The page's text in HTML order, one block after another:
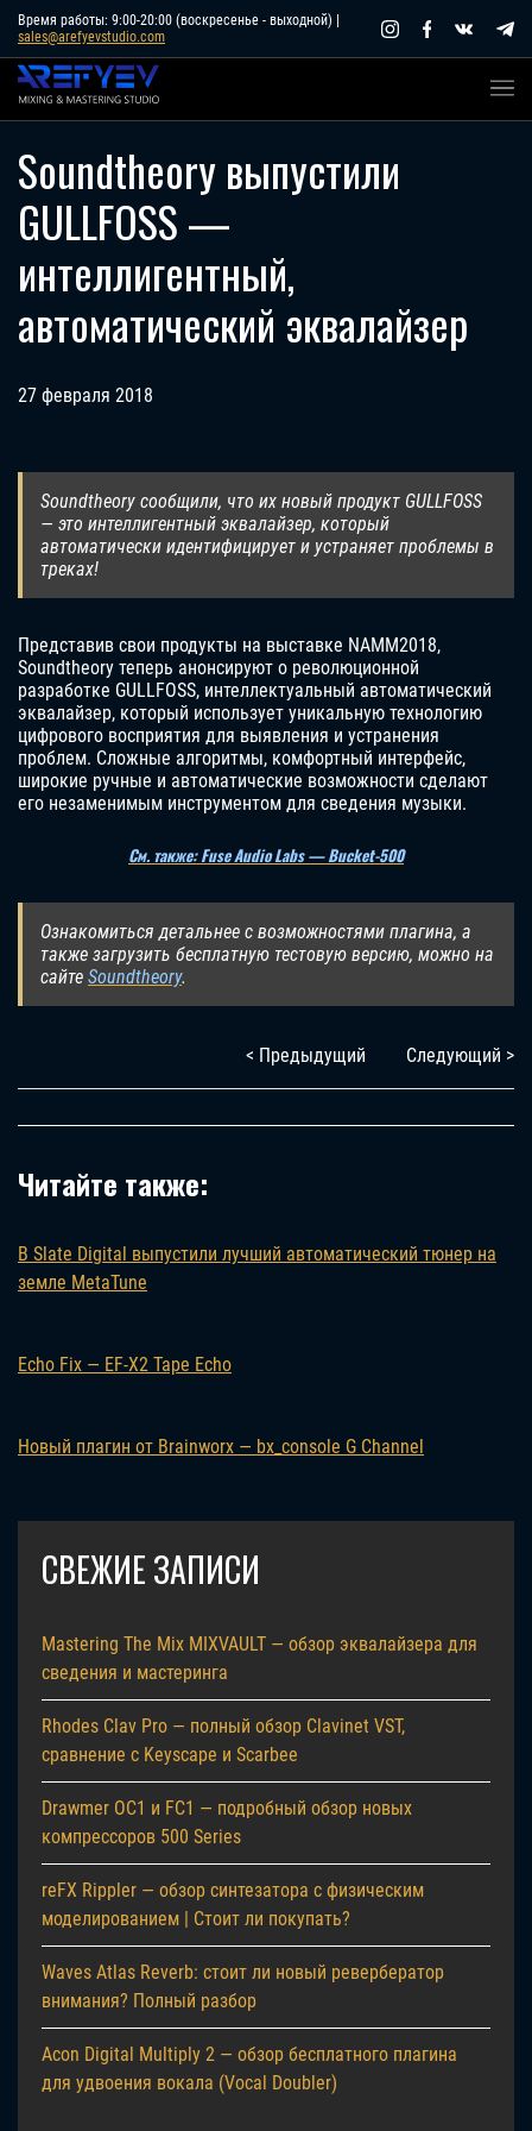
Skip
content
Время работы: 9:00-20:00 (воскресенье - выходной) |
sales@arefyevstudio.com
Soundtheory выпустили
GULLFOSS —
интеллигентный,
автоматический эквалайзер
27 февраля 2018
Soundtheory сообщили, что их новый продукт GULLFOSS
— это интеллигентный эквалайзер, который
автоматически идентифицирует и устраняет проблемы в
треках!
Представив свои продукты на выставке NAMM2018,
Soundtheory теперь анонсируют о революционной
разработке GULLFOSS, интеллектуальный автоматический
эквалайзер, который использует уникальную технологию
цифрового восприятия для выявления и устранения
проблем. Сложные алгоритмы, комфортный интерфейс,
широкие ручные и автоматические возможности сделают
его незаменимым инструментом для сведения музыки.
См. также: Fuse Audio Labs — Bucket-500
Ознакомиться детальнее с возможностями плагина, а
также загрузить бесплатную тестовую версию, можно на
сайте Soundtheory.
< Предыдущий Следующий >
Читайте также:
В Slate Digital выпустили лучший автоматический тюнер на
земле MetaTune
Echo Fix — EF-X2 Tape Echo
Новый плагин от Brainworx — bx_console G Channel
СВЕЖИЕ ЗАПИСИ
Mastering The Mix MIXVAULT — обзор эквалайзера для
сведения и мастеринга
Rhodes Clav Pro — полный обзор Clavinet VST,
сравнение с Keyscape и Scarbee
Drawmer OC1 и FC1 — подробный обзор новых
компрессоров 500 Series
reFX Rippler — обзор синтезатора с физическим
моделированием | Стоит ли покупать?
Waves Atlas Reverb: стоит ли новый ревербератор
внимания? Полный разбор
Acon Digital Multiply 2 — обзор бесплатного плагина
для удвоения вокала (Vocal Doubler)